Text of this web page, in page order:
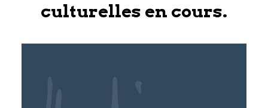
culturelles en cours.